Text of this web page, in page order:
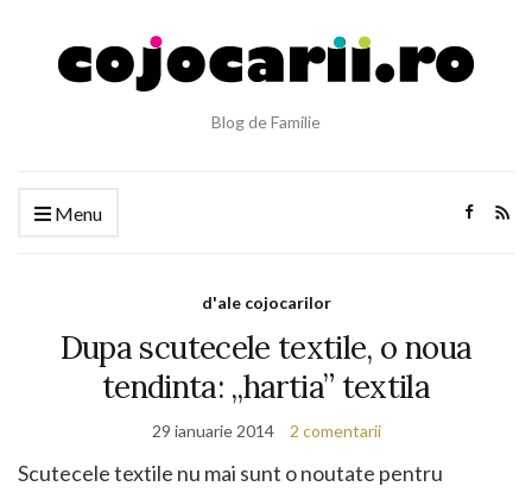
Blog de Familie
Menu
d'ale cojocarilor
Dupa scutecele textile, o noua
tendinta: „hartia” textila
29 ianuarie 2014 2 comentarii
Scutecele textile nu mai sunt o noutate pentru